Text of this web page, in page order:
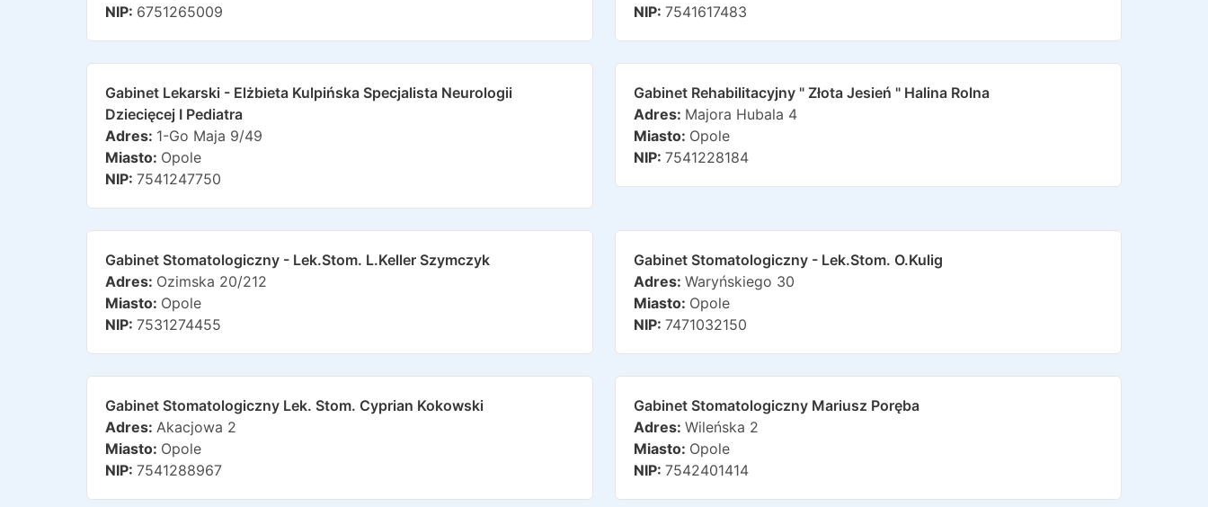
NIP: 6751265009
NIP: 7541617483
Gabinet Lekarski - Elżbieta Kulpińska Specjalista Neurologii
Dziecięcej I Pediatra
Adres: 1-Go Maja 9/49
Miasto: Opole
NIP: 7541247750
Gabinet Rehabilitacyjny " Złota Jesień " Halina Rolna
Adres: Majora Hubala 4
Miasto: Opole
NIP: 7541228184
Gabinet Stomatologiczny - Lek.stom. L.keller Szymczyk
Adres: Ozimska 20/212
Miasto: Opole
NIP: 7531274455
Gabinet Stomatologiczny - Lek.stom. O.kulig
Adres: Waryńskiego 30
Miasto: Opole
NIP: 7471032150
Gabinet Stomatologiczny Lek. Stom. Cyprian Kokowski
Adres: Akacjowa 2
Miasto: Opole
NIP: 7541288967
Gabinet Stomatologiczny Mariusz Poręba
Adres: Wileńska 2
Miasto: Opole
NIP: 7542401414